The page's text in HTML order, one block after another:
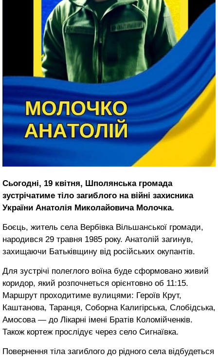
Сьогодні, 19 квітня, Шполянська громада
зустрічатиме тіло загиблого на війні захисника
України Анатолія Миколайовича Молочка.
Боєць, житель села Вербівка Вільшанської громади,
народився 29 травня 1985 року. Анатолій загинув,
захищаючи Батьківщину від російських окупантів.
Для зустрічі полеглого воїна буде сформовано живий
коридор, який розпочнеться орієнтовно об 11:15.
Маршрут проходитиме вулицями: Героїв Крут,
Каштанова, Таранця, Соборна Калигірська, Слобідська,
Амосова — до Лікарні імені Братів Коломійченків.
Також кортеж прослідує через село Сигнаївка.
Повернення тіла загиблого до рідного села відбудеться